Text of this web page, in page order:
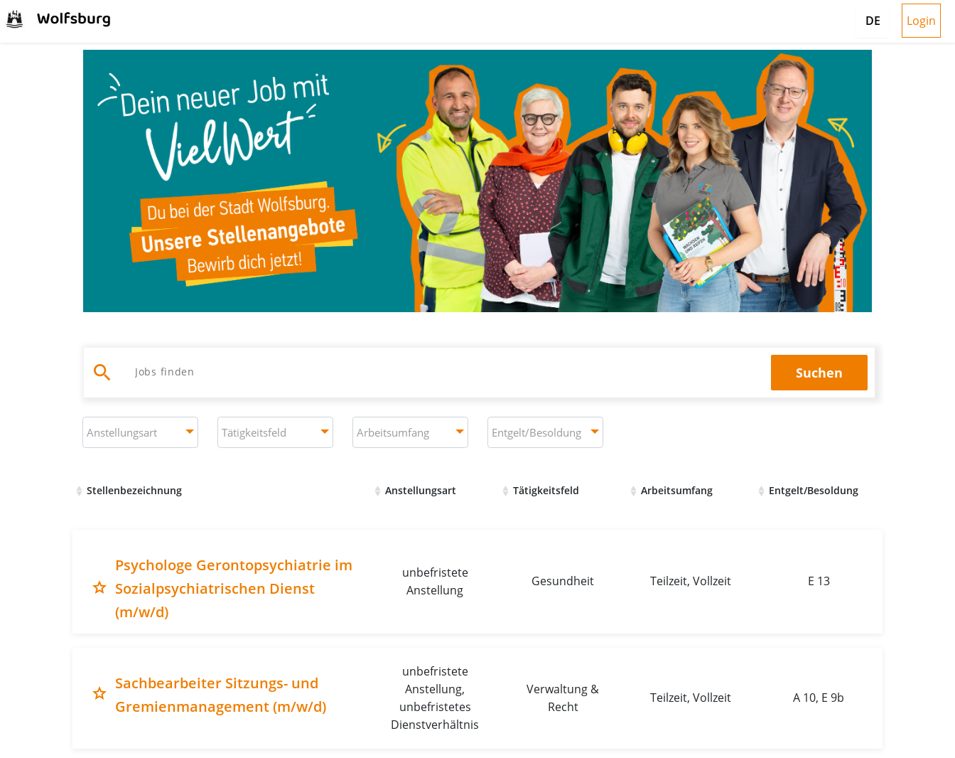
DE Login
search
Jobs suchen Suchen
Anstellungsart
Anstellungsart
Tätigkeitsfeld
Tätigkeitsfeld
Arbeitsumfang
Arbeitsumfang
Entgelt/Besoldung
Entgelt/Besoldung
Stellenbezeichnung Anstellungsart Tätigkeitsfeld Arbeitsumfang Entgelt/Besoldung
grade
Psychologe Gerontopsychiatrie im
Sozialpsychiatrischen Dienst
(m/w/d)
unbefristete
Anstellung
Gesundheit Teilzeit, Vollzeit E 13
grade
Sachbearbeiter Sitzungs- und
Gremienmanagement (m/w/d)
unbefristete
Anstellung,
unbefristetes
Dienstverhältnis
Verwaltung &
Recht
Teilzeit, Vollzeit A 10, E 9b